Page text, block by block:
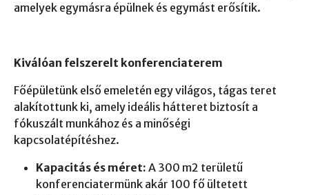
amelyek egymásra épülnek és egymást erősítik.
Kiválóan felszerelt konferenciaterem
Főépületünk első emeletén egy világos, tágas teret
alakítottunk ki, amely ideális hátteret biztosít a
fókuszált munkához és a minőségi
kapcsolatépítéshez.
Kapacitás és méret: A 300 m2 területű
konferenciatermünk akár 100 fő ültetett